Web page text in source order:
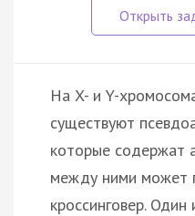
На X- и Y-
существуют
которые содержат
между ними может
кроссинговер. Один